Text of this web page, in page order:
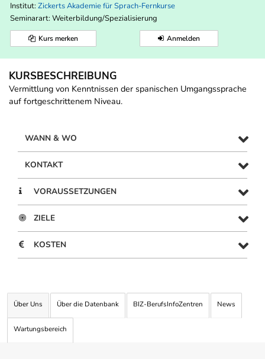
Institut: Zickerts Akademie für Sprach-Fernkurse
Seminarart: Weiterbildung/Spezialisierung
Kurs merken Anmelden
KURSBESCHREIBUNG
Vermittlung von Kenntnissen der spanischen Umgangssprache
auf fortgeschrittenem Niveau.
WANN & WO
KONTAKT
VORAUSSETZUNGEN
ZIELE
KOSTEN
Über Uns Über die Datenbank BIZ-BerufsInfoZentren News
Wartungsbereich